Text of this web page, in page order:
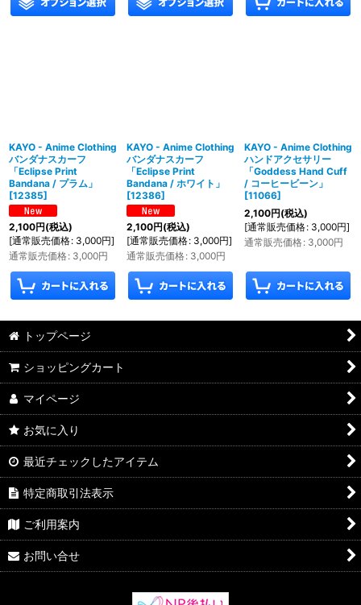
KAYO - Anime Clothing
バンダナスカーフ
「Eclipse Print
Bandana / プラム」
[12385]
2,100円(税込)
[通常販売価格: 3,000円]
通常販売価格: 3,000円
KAYO - Anime Clothing
バンダナスカーフ
「Eclipse Print
Bandana / ホワイト」
[12386]
2,100円(税込)
[通常販売価格: 3,000円]
通常販売価格: 3,000円
KAYO - Anime Clothing
ハンドアクセサリー
「Goddess Hand Cuff
/ コーヒービーン」
[11066]
2,100円(税込)
[通常販売価格: 3,000円]
通常販売価格: 3,000円
トップページ
ショッピングカート
マイページ
お気に入り
最近チェックしたアイテム
特定商取引法表示
ご利用案内
お問い合せ